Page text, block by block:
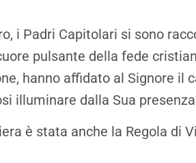
i Padri Capitolari si sono
pulsante della fede
hanno affidato al Signore il
illuminare dalla Sua
è stata anche la Regola di